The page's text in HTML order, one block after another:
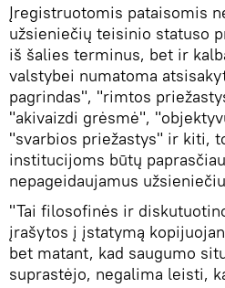
Įregistruotomis pataisomis
užsieniečių teisinio statuso
iš šalies terminus, bet ir
valstybei numatoma
pagrindas", "rimtos
"akivaizdi grėsmė",
"svarbios priežastys" ir kiti,
institucijoms būtų
nepageidaujamus
"Tai filosofinės ir
įrašytos į įstatymą
bet matant, kad saugumo
suprastėjo, negalima leisti,